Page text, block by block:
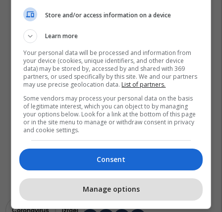
Store and/or access information on a device
Learn more
Your personal data will be processed and information from
your device (cookies, unique identifiers, and other device
data) may be stored by, accessed by and shared with 369
partners, or used specifically by this site. We and our partners
may use precise geolocation data. List of partners.
Some vendors may process your personal data on the basis
of legitimate interest, which you can object to by managing
your options below. Look for a link at the bottom of this page
or in the site menu to manage or withdraw consent in privacy
and cookie settings.
Consent
Manage options